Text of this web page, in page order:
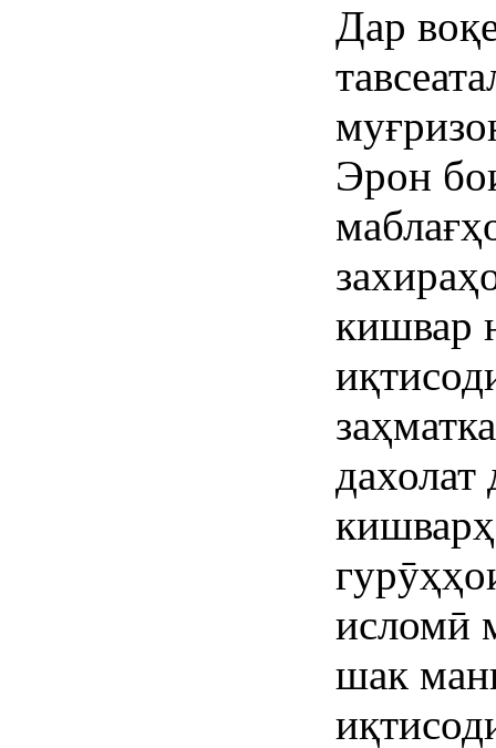
Дар
Эрон
кишвар
исломӣ
шак